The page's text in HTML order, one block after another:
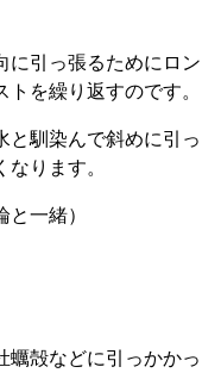
に引っ張るためにロン
を繰り返すのです。
と馴染んで斜めに引っ
ります。
一緒）
蠣殻などに引っかかっ